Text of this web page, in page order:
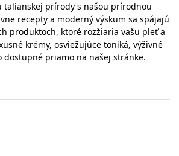
talianskej prírody s našou prírodnou
recepty a moderný výskum sa spájajú
produktoch, ktoré rozžiaria vašu pleť a
krémy, osviežujúce toniká, výživné
dostupné priamo na našej stránke.